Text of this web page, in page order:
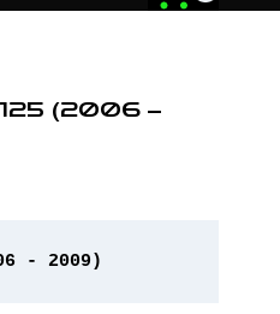
(2006 –
- 2009)